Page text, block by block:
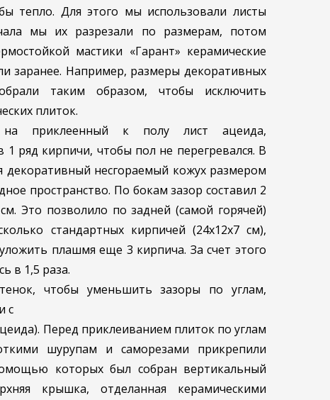
тепло. Для этого мы использовали листы
мы их разрезали по размерам, потом
мастики «Гарант» керамические
заранее. Например, размеры декоративных
таким образом, чтобы исключить
плиток.
на приклеенный к полу лист ацеида,
ряд кирпичи, чтобы пол не перегревался. В
декоративный несгораемый кожух размером
пространство. По бокам зазор составил 2
Это позволило по задней (самой горячей)
стандартных кирпичей (24x12x7 см),
плашмя еще 3 кирпича. За счет этого
в 1,5 раза.
чтобы уменьшить зазоры по углам,
с
Перед приклеиванием плиток по углам
шурупам и саморезами прикрепили
которых был собран вертикальный
крышка, отделанная керамическими